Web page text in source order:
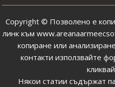
Copyright © Позволено е
линк към
копиране или
контакти използвайте
Някои статии съдържат